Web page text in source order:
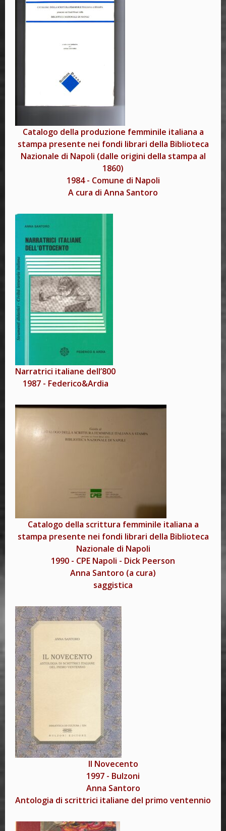
Catalogo della produzione femminile italiana a
stampa presente nei fondi librari della Biblioteca
Nazionale di Napoli (dalle origini della stampa al
1860)
1984- Comune di Napoli
A cura di Anna Santoro
Narratrici italiane dell’800
1987- Federico&Ardia
Catalogo della scrittura femminile italiana a
stampa presente nei fondi librari della Biblioteca
Nazionale di Napoli
1990 - CPE Napoli - Dick Peerson
Anna Santoro (a cura)
saggistica
Il Novecento
1997 - Bulzoni
Anna Santoro
Antologia di scrittrici italiane del primo ventennio